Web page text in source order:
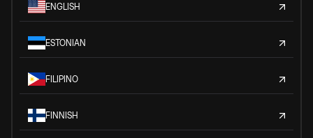
ENGLISH
ESTONIAN
FILIPINO
FINNISH